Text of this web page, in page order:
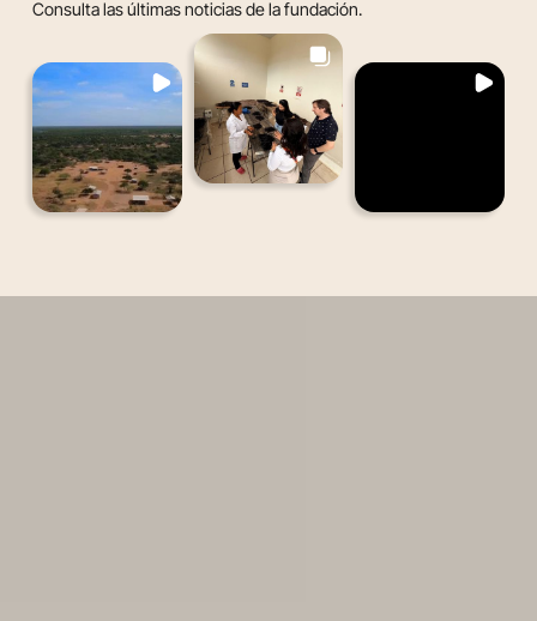
Consulta las últimas noticias de la fundación.